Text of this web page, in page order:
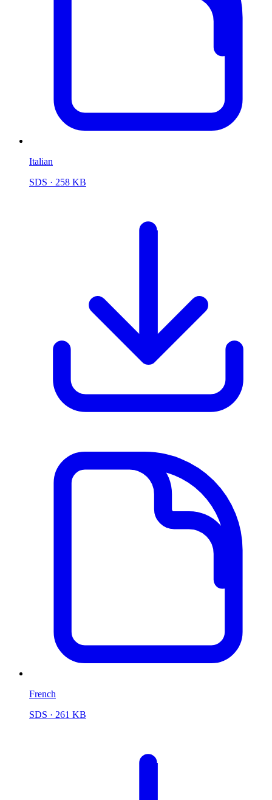
Italian
SDS · 258 KB
French
SDS · 261 KB